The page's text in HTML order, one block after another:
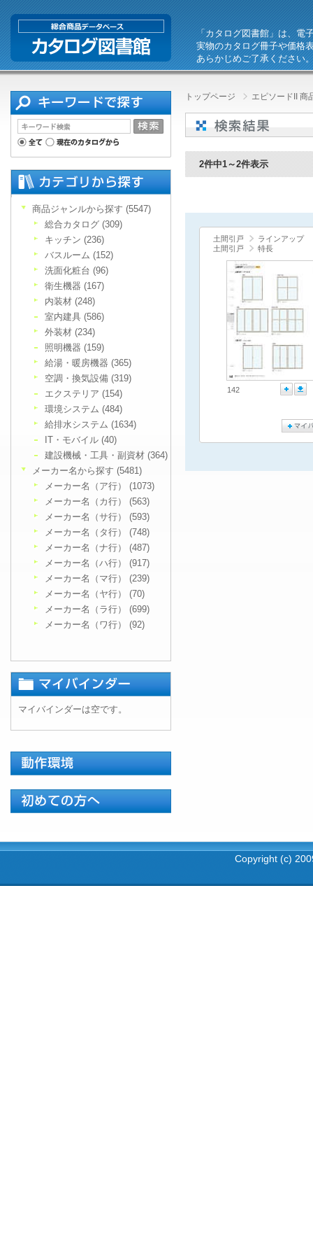
「カタログ図書館」は、電
実物のカタログ冊子や価格
あらかじめご了承ください
トップページ エピソードII 商
2件中1～2件表示
土間引戸
ラインアップ
土間引戸
特長
142
商品ジャンルから探す (5547)
総合カタログ (309)
キッチン (236)
バスルーム (152)
洗面化粧台 (96)
衛生機器 (167)
内装材 (248)
室内建具 (586)
外装材 (234)
照明機器 (159)
給湯・暖房機器 (365)
空調・換気設備 (319)
エクステリア (154)
環境システム (484)
給排水システム (1634)
IT・モバイル (40)
建設機械・工具・副資材 (364)
メーカー名から探す (5481)
メーカー名（ア行） (1073)
メーカー名（カ行） (563)
メーカー名（サ行） (593)
メーカー名（タ行） (748)
メーカー名（ナ行） (487)
メーカー名（ハ行） (917)
メーカー名（マ行） (239)
メーカー名（ヤ行） (70)
メーカー名（ラ行） (699)
メーカー名（ワ行） (92)
マイバインダーは空です。
Copyright (c)